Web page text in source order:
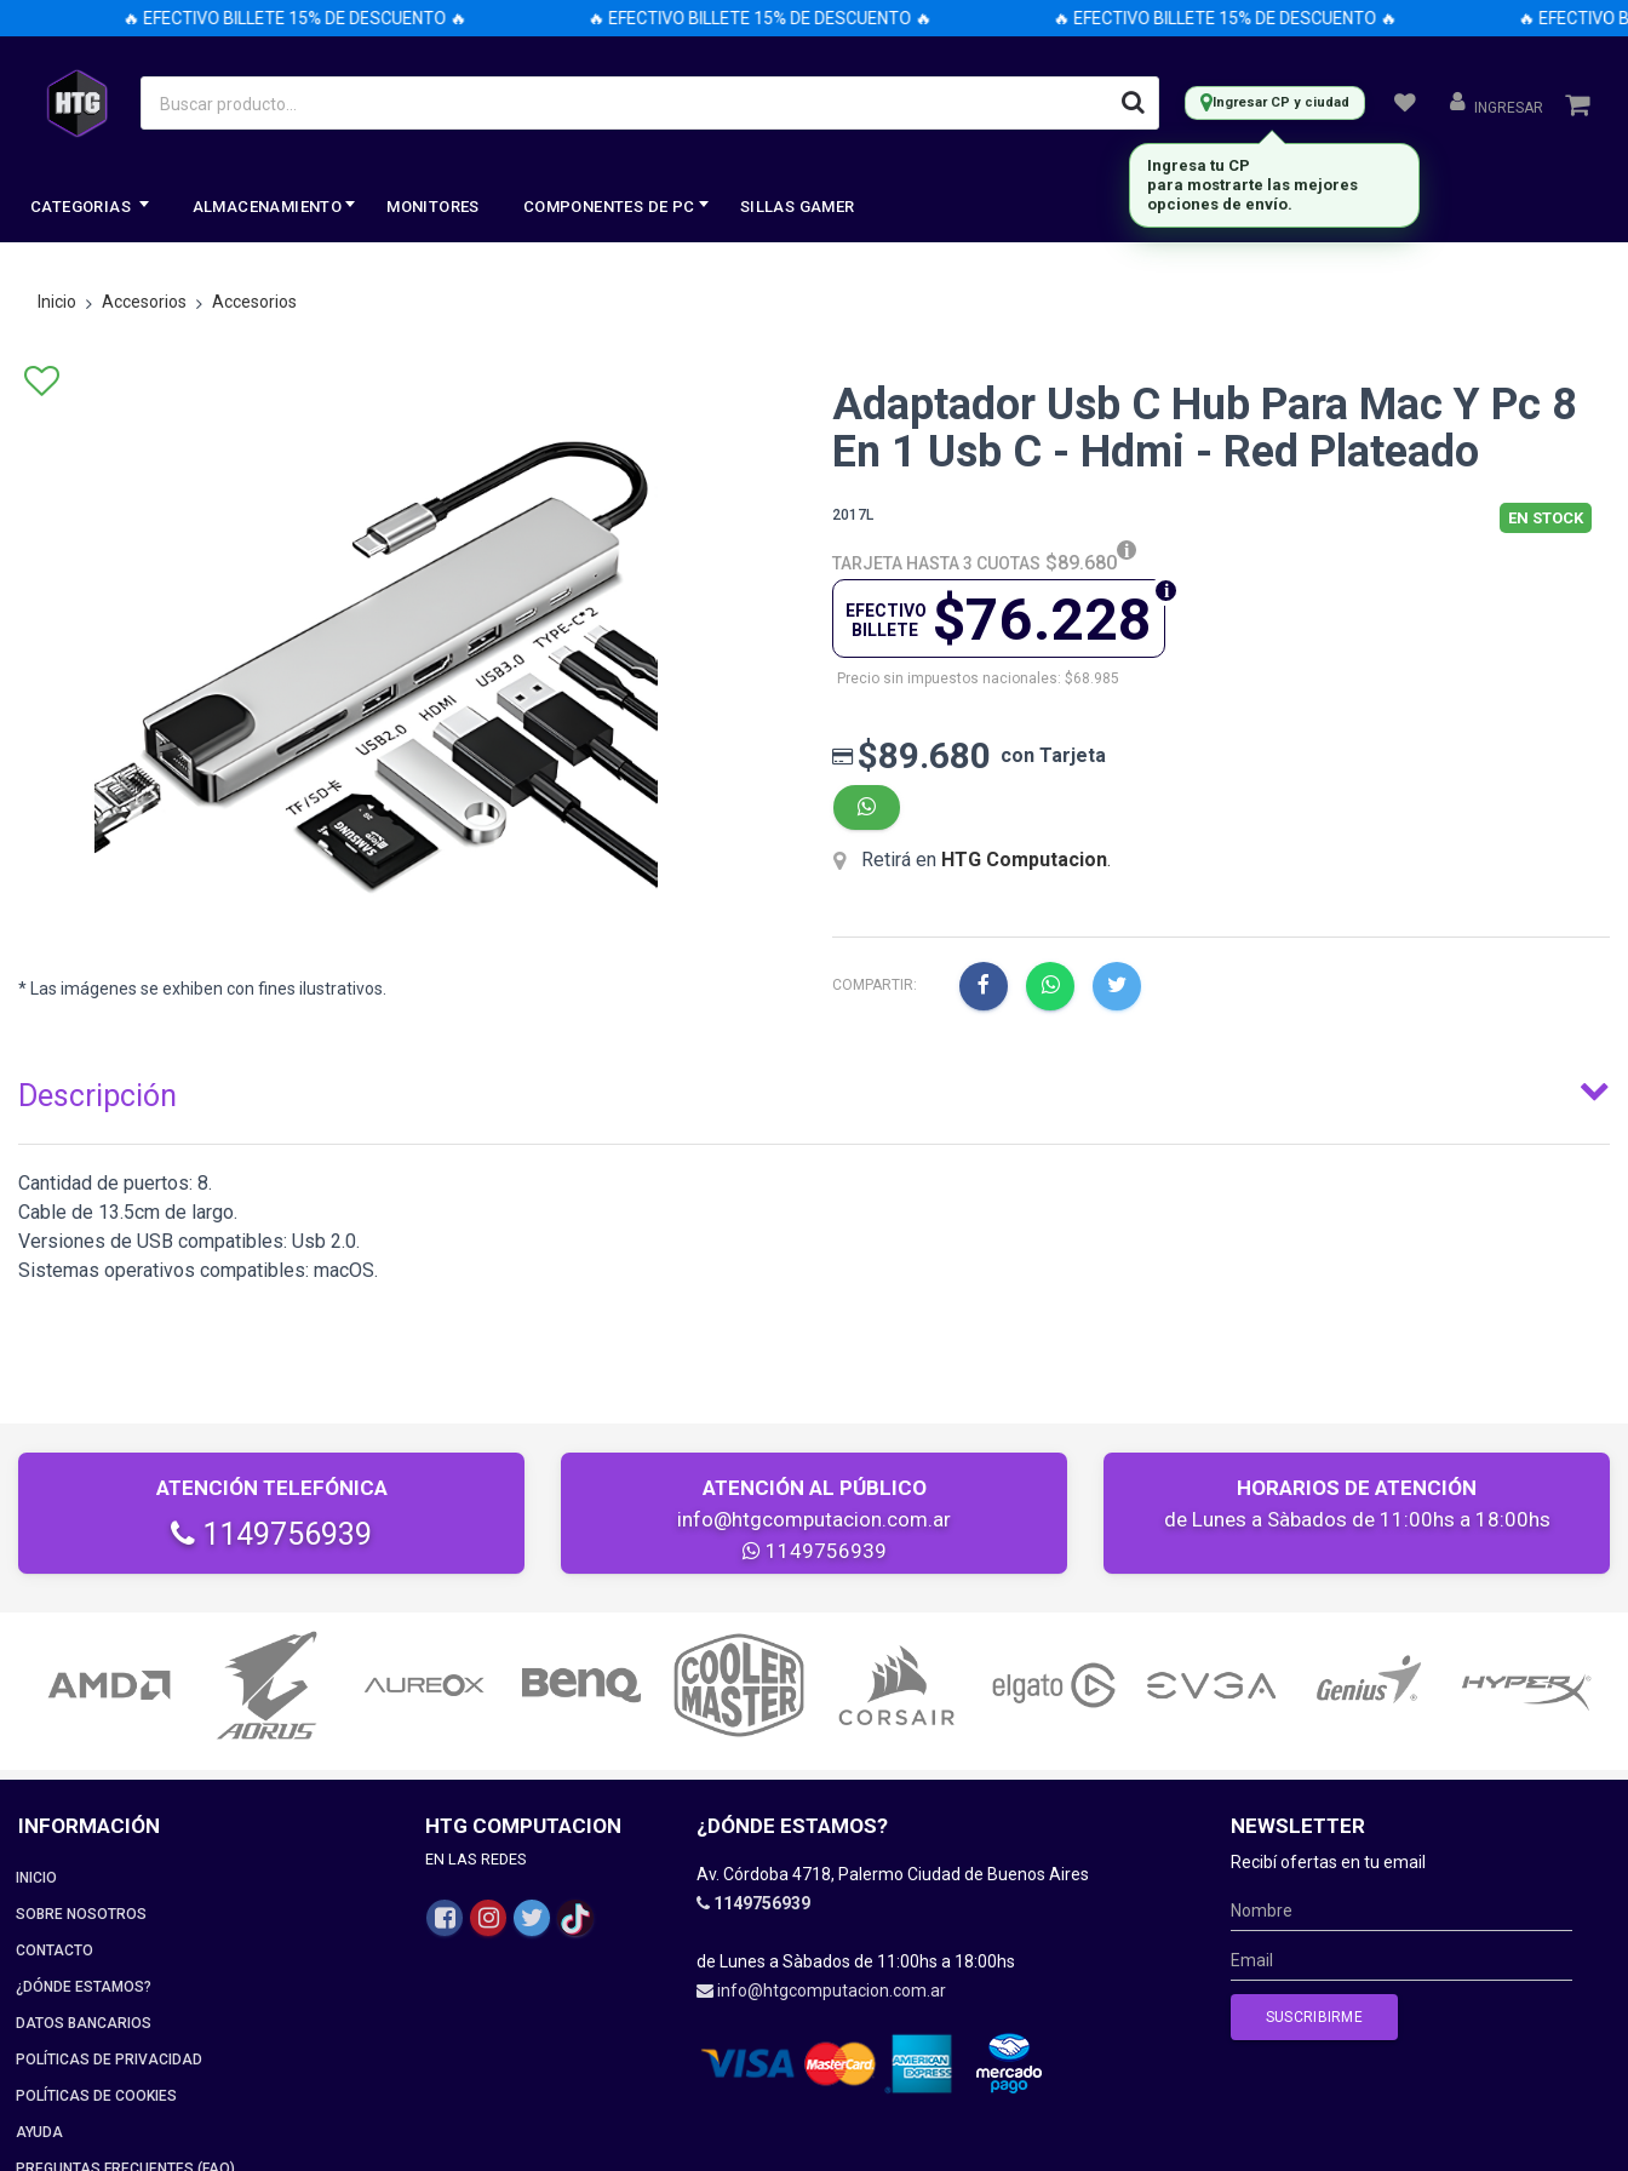
🔥 EFECTIVO BILLETE 15% DE DESCUENTO 🔥 🔥 EFECTIVO BILLETE 15% DE DESCUENTO 🔥 🔥 EFECTIVO BILLETE 15% DE DESCUENTO 🔥 🔥 EFECTIVO
Ingresar CP y ciudad INGRESAR
CATEGORIAS ALMACENAMIENTO MONITORES COMPONENTES DE PC SILLAS GAMER
Inicio Accesorios Accesorios
* Las imágenes se exhiben con fines ilustrativos.
Adaptador Usb C Hub Para Mac Y Pc 8
En 1 Usb C - Hdmi - Red Plateado
2017L EN STOCK
TARJETA HASTA 3 CUOTAS $89.680
$76.228
EFECTIVO
BILLETE
Precio sin impuestos nacionales: $68.985
$89.680 con Tarjeta
Retirá en HTG Computacion.
COMPARTIR:
Descripción
Cantidad de puertos: 8.
Cable de 13.5cm de largo.
Versiones de USB compatibles: Usb 2.0.
Sistemas operativos compatibles: macOS.
ATENCIÓN TELEFÓNICA
1149756939
ATENCIÓN AL PÚBLICO
info@htgcomputacion.com.ar
1149756939
HORARIOS DE ATENCIÓN
de Lunes a Sàbados de 11:00hs a 18:00hs
INFORMACIÓN
INICIO
SOBRE NOSOTROS
CONTACTO
¿DÓNDE ESTAMOS?
DATOS BANCARIOS
POLÍTICAS DE PRIVACIDAD
POLÍTICAS DE COOKIES
AYUDA
HTG COMPUTACION
EN LAS REDES
¿DÓNDE ESTAMOS?
Av. Córdoba 4718, Palermo Ciudad de Buenos Aires
1149756939
de Lunes a Sàbados de 11:00hs a 18:00hs
info@htgcomputacion.com.ar
NEWSLETTER
Recibí ofertas en tu email
Ingresa tu CP
para mostrarte las mejores
opciones de envío.